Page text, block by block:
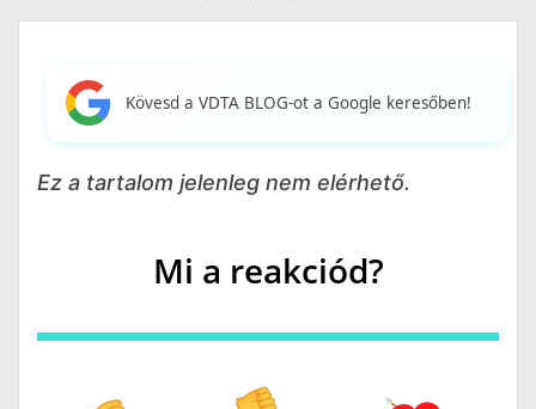
Kövesd a VDTA BLOG-ot a Google keresőben!
Ez a tartalom jelenleg nem elérhető.
Mi a reakciód?